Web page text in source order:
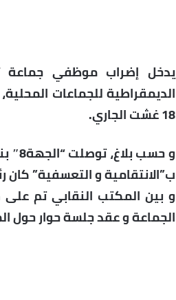
يدخل إضراب موظفي جماعة
18 غشت الجاري.
و
ب”الانتقامية و التعسفية”
و بين المكتب النقابي تم
الجماعة و عقد جلسة حوار حول